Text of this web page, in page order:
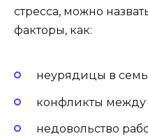
стресса, можно
факторы, как:
неурядицы в
конфликты
недовольство